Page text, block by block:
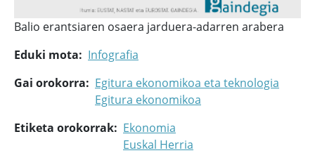
Balio erantsiaren osaera jarduera-adarren arabera
Eduki mota
Infografia
Gai orokorra
Egitura ekonomikoa eta teknologia
Egitura ekonomikoa
Etiketa orokorrak
Ekonomia
Euskal Herria